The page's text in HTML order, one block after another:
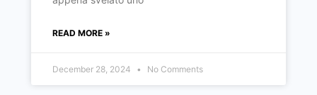
READ MORE »
December 28, 2024 No Comments